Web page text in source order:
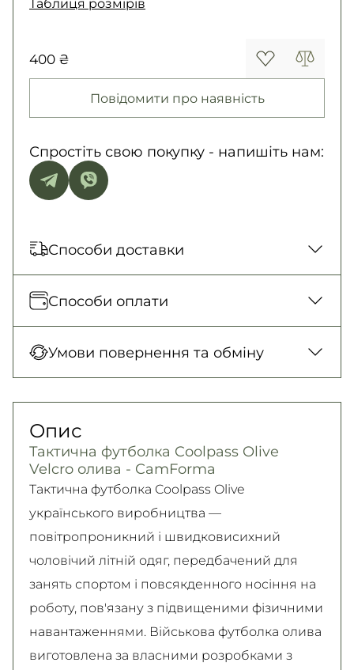
400 ₴
Повідомити про наявність
Спростіть свою покупку - напишіть нам:
Способи доставки
Відправка кожного дня. Післяплата тільки
на замовлення від 500 грн
150 грн. / 1-2 дні
300 грн. / 1-2 дні
Самовивіз
Безкоштовно
Детальніше
Способи оплати
карткою у відділенні, Безготівковими для
Детальніше
Умови повернення та обміну
Детально про умови повернення та обміну
читайте насторінці
Детальніше
Опис
Тактична футболка Coolpass Olive
Velcro олива - CamForma
Тактична футболка Coolpass Olive
українського виробництва —
повітропроникний і швидковисихний
чоловічий літній одяг, передбачений для
занять спортом і повсякденного носіння на
роботу, пов'язану з підвищеними фізичними
навантаженнями. Військова футболка олива
виготовлена за власними розробками з